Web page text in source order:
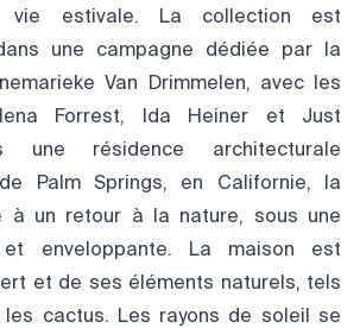
estivale. La collection est
une campagne dédiée par la
Van Drimmelen, avec les
Forrest, Ida Heiner et Just
une résidence architecturale
Palm Springs, en Californie, la
à un retour à la nature, sous une
et enveloppante. La maison est
et de ses éléments naturels, tels
cactus. Les rayons de soleil se